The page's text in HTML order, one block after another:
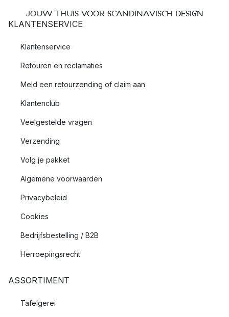
JOUW THUIS VOOR SCANDINAVISCH DESIGN
KLANTENSERVICE
Klantenservice
Retouren en reclamaties
Meld een retourzending of claim aan
Klantenclub
Veelgestelde vragen
Verzending
Volg je pakket
Algemene voorwaarden
Privacybeleid
Cookies
Bedrijfsbestelling / B2B
Herroepingsrecht
ASSORTIMENT
Tafelgerei